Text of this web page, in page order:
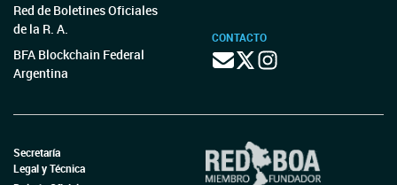
Red de Boletines Oficiales
de la R. A.
BFA Blockchain Federal
Argentina
CONTACTO
Secretaría
Legal y Técnica